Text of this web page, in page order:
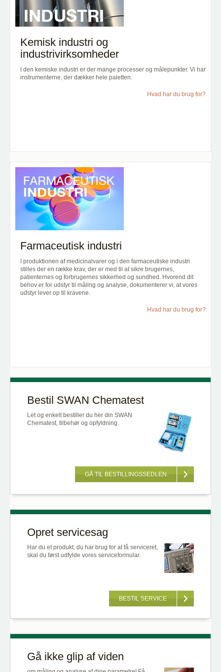
Kemisk industri og
industrivirksomheder
I den kemiske industri er der mange processer og målepunkter. Vi har
instrumenterne, der dækker hele paletten.
Hvad har du brug for?
Farmaceutisk industri
I produktionen af medicinalvarer og i den farmaceutiske industri
stilles der en række krav, der er med til at sikre brugernes,
patienternes og forbrugernes sikkerhed og sundhed. Hvorend dit
behov er for udstyr til måling og analyse, dokumenterer vi, at vores
udstyr lever op til kravene.
Hvad har du brug for?
Bestil SWAN Chematest
Let og enkelt bestiller du her din SWAN
Chematest, tilbehør og opfyldning.
GÅ TIL BESTILLINGSSEDLEN
Opret servicesag
Har du et produkt, du har brug for at få serviceret,
skal du først udfylde vores serviceformular.
BESTIL SERVICE
Gå ikke glip af viden